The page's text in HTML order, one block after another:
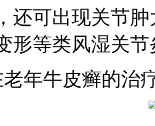
还可出现关节
形等类风湿关
年牛皮癣的治